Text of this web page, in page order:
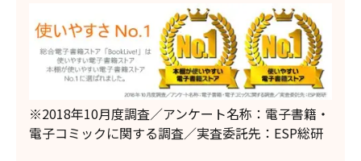
※2018年10月度調査／アンケート名称：電子書籍・
電子コミックに関する調査／実査委託先：ESP総研